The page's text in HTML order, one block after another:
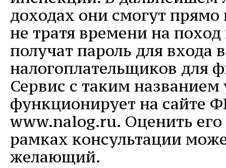
доходах они смогут
не тратя времени на
получат пароль для входа
налогоплательщиков для
Сервис с таким
функционирует на сайте
www.nalog.ru. Оценить
рамках консультации
желающий.